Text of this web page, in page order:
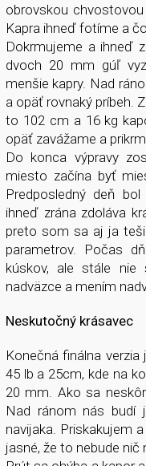
obrovskou
Kapra ihneď fotíme a
Dokrmujeme a ihneď
dvoch 20 mm gúľ
menšie kapry. Nad
a opäť rovnaký príbeh.
to 102 cm a 16 kg
opäť zavážame a
Do konca výpravy
miesto začína byť
Predposledný deň
ihneď zrána zdoláva
preto som sa aj ja
parametrov. Počas
kúskov, ale stále nie
nadväzce a mením
Neskutočný krásavec
Konečná finálna verzia
45 lb a 25cm, kde na
20 mm. Ako sa
Nad ránom nás budí
navijaka. Priskakujem
jasné, že to nebude nič